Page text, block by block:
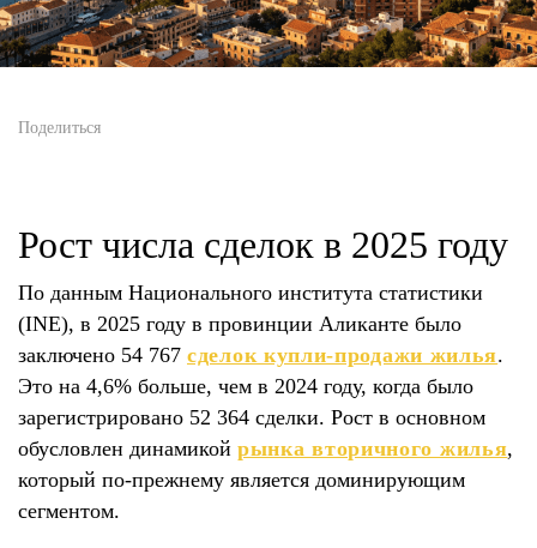
Поделиться
Рост числа сделок в 2025 году
По данным Национального института статистики
(INE), в 2025 году в провинции Аликанте было
заключено 54 767 сделок купли-продажи жилья.
Это на 4,6% больше, чем в 2024 году, когда было
зарегистрировано 52 364 сделки. Рост в основном
обусловлен динамикой рынка вторичного жилья,
который по-прежнему является доминирующим
сегментом.